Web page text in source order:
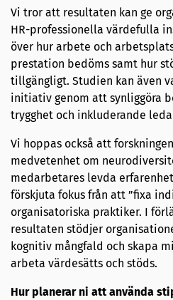
Vi tror att resultaten kan ge
HR-professionella värdefulla
över hur arbete och
prestation bedöms samt hur
tillgängligt. Studien kan även
initiativ genom att synliggöra
trygghet och inkluderande
Vi hoppas också att
medvetenhet om
medarbetares levda
förskjuta fokus från att ”fixa
organisatoriska praktiker. I
resultaten stödjer
kognitiv mångfald och skapa
arbeta värdesätts och stöds.
Hur planerar ni att använda